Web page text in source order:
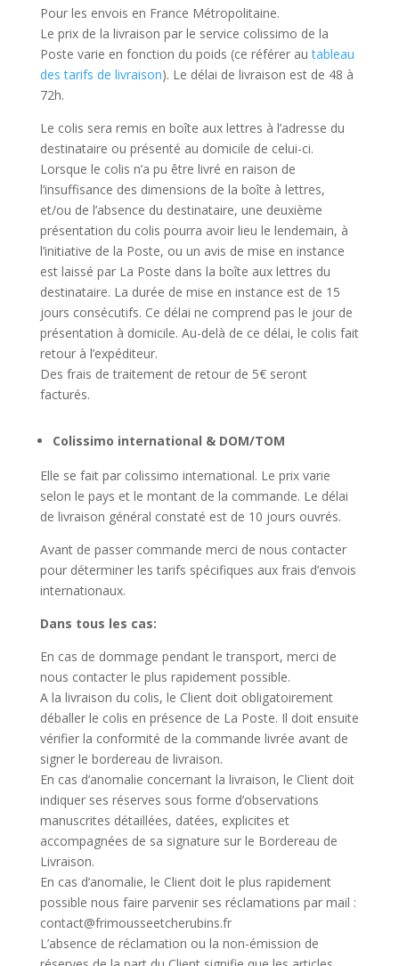
Pour les envois en France Métropolitaine.
Le prix de la livraison par le service colissimo de la
Poste varie en fonction du poids (ce référer au tableau
des tarifs de livraison). Le délai de livraison est de 48 à
72h.
Le colis sera remis en boîte aux lettres à l’adresse du
destinataire ou présenté au domicile de celui-ci.
Lorsque le colis n’a pu être livré en raison de
l’insuffisance des dimensions de la boîte à lettres,
et/ou de l’absence du destinataire, une deuxième
présentation du colis pourra avoir lieu le lendemain, à
l’initiative de la Poste, ou un avis de mise en instance
est laissé par La Poste dans la boîte aux lettres du
destinataire. La durée de mise en instance est de 15
jours consécutifs. Ce délai ne comprend pas le jour de
présentation à domicile. Au-delà de ce délai, le colis fait
retour à l’expéditeur.
Des frais de traitement de retour de 5€ seront
facturés.
Colissimo international & DOM/TOM
Elle se fait par colissimo international. Le prix varie
selon le pays et le montant de la commande. Le délai
de livraison général constaté est de 10 jours ouvrés.
Avant de passer commande merci de nous contacter
pour déterminer les tarifs spécifiques aux frais d’envois
internationaux.
Dans tous les cas:
En cas de dommage pendant le transport, merci de
nous contacter le plus rapidement possible.
A la livraison du colis, le Client doit obligatoirement
déballer le colis en présence de La Poste. Il doit ensuite
vérifier la conformité de la commande livrée avant de
signer le bordereau de livraison.
En cas d’anomalie concernant la livraison, le Client doit
indiquer ses réserves sous forme d’observations
manuscrites détaillées, datées, explicites et
accompagnées de sa signature sur le Bordereau de
Livraison.
En cas d’anomalie, le Client doit le plus rapidement
possible nous faire parvenir ses réclamations par mail :
contact@frimousseetcherubins.fr
L’absence de réclamation ou la non-émission de